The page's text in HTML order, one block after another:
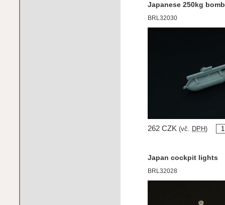
Japanese 250kg
BRL32030
262 CZK (vč. DPH )
Japan cockpit lights
BRL32028